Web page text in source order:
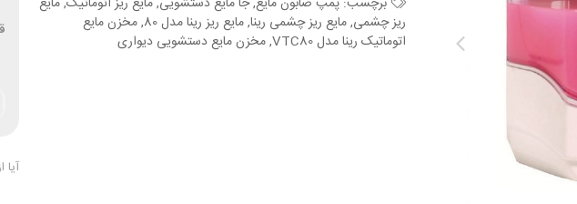
ریز چشمی,مایع ریز چشمی رینا,مایع ریز رینا مدل 80 ,مخزن مایع
اتوماتیک رینا مدل VTC80
,مخزن مایع دستشویی دیواری